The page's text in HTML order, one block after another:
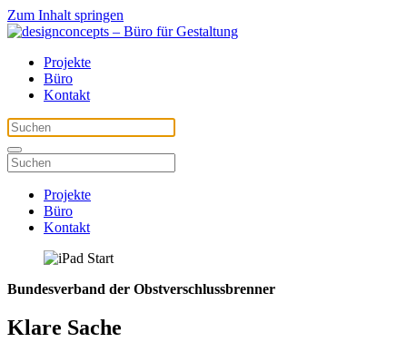
Zum Inhalt springen
Projekte
Büro
Kontakt
Projekte
Büro
Kontakt
Bundesverband der Obstverschlussbrenner
Klare Sache